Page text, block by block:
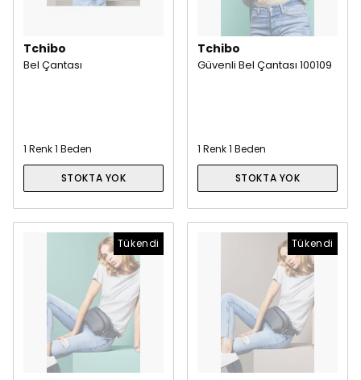
Tchibo
Bel Çantası
1 Renk 1 Beden
STOKTA YOK
Tchibo
Güvenli Bel Çantası 100109
1 Renk 1 Beden
STOKTA YOK
Tükendi Tükendi